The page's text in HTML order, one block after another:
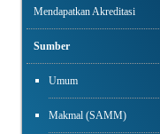
Mendapatkan Akreditasi
Sumber
Umum
Makmal (SAMM)